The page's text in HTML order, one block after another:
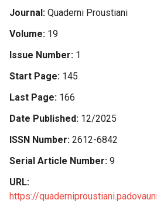
Journal Quaderni Proustiani
Volume 19
Issue Number 1
Start Page 145
Last Page 166
Date Published 12/2025
ISSN Number 2612-6842
Serial Article Number 9
URL
https://